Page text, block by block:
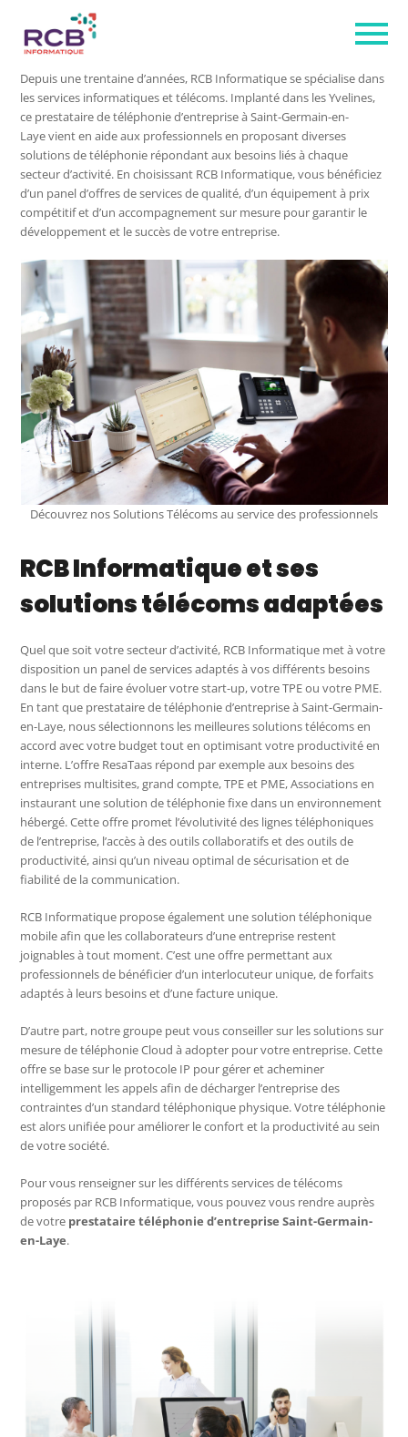
Depuis une trentaine d’années, RCB Informatique se spécialise dans
les services informatiques et télécoms. Implanté dans les Yvelines,
ce prestataire de téléphonie d’entreprise à Saint-Germain-en-
Laye vient en aide aux professionnels en proposant diverses
solutions de téléphonie répondant aux besoins liés à chaque
secteur d’activité. En choisissant RCB Informatique, vous bénéficiez
d’un panel d’offres de services de qualité, d’un équipement à prix
compétitif et d’un accompagnement sur mesure pour garantir le
développement et le succès de votre entreprise.
Découvrez nos Solutions Télécoms au service des professionnels
RCB Informatique et ses
solutions télécoms adaptées
Quel que soit votre secteur d’activité, RCB Informatique met à votre
disposition un panel de services adaptés à vos différents besoins
dans le but de faire évoluer votre start-up, votre TPE ou votre PME.
En tant que prestataire de téléphonie d’entreprise à Saint-Germain-
en-Laye, nous sélectionnons les meilleures solutions télécoms en
accord avec votre budget tout en optimisant votre productivité en
interne. L’offre ResaTaas répond par exemple aux besoins des
entreprises multisites, grand compte, TPE et PME, Associations en
instaurant une solution de téléphonie fixe dans un environnement
hébergé. Cette offre promet l’évolutivité des lignes téléphoniques
de l’entreprise, l’accès à des outils collaboratifs et des outils de
productivité, ainsi qu’un niveau optimal de sécurisation et de
fiabilité de la communication.
RCB Informatique propose également une solution téléphonique
mobile afin que les collaborateurs d’une entreprise restent
joignables à tout moment. C’est une offre permettant aux
professionnels de bénéficier d’un interlocuteur unique, de forfaits
adaptés à leurs besoins et d’une facture unique.
D’autre part, notre groupe peut vous conseiller sur les solutions sur
mesure de téléphonie Cloud à adopter pour votre entreprise. Cette
offre se base sur le protocole IP pour gérer et acheminer
intelligemment les appels afin de décharger l’entreprise des
contraintes d’un standard téléphonique physique. Votre téléphonie
est alors unifiée pour améliorer le confort et la productivité au sein
de votre société.
Pour vous renseigner sur les différents services de télécoms
proposés par RCB Informatique, vous pouvez vous rendre auprès
de votre prestataire téléphonie d’entreprise Saint-Germain-
en-Laye.